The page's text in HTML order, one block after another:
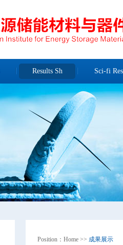
Results Sh Sci-fi Res
Position： Home >> 成果展示